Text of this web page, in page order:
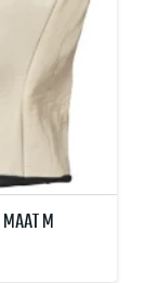
M